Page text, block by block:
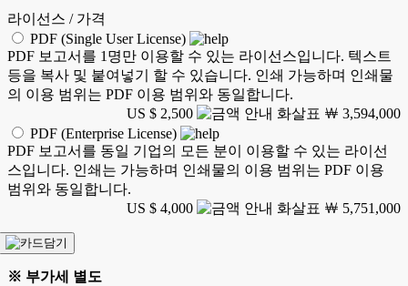
라이선스 / 가격
PDF (Single User License)
PDF 보고서를 1명만 이용할 수 있는 라이선스입니다. 텍스트
등을 복사 및 붙여넣기 할 수 있습니다. 인쇄 가능하며 인쇄물
의 이용 범위는 PDF 이용 범위와 동일합니다.
US $ 2,500
￦ 3,594,000
PDF (Enterprise License)
PDF 보고서를 동일 기업의 모든 분이 이용할 수 있는 라이선
스입니다. 인쇄는 가능하며 인쇄물의 이용 범위는 PDF 이용
범위와 동일합니다.
US $ 4,000
￦ 5,751,000
※ 부가세 별도